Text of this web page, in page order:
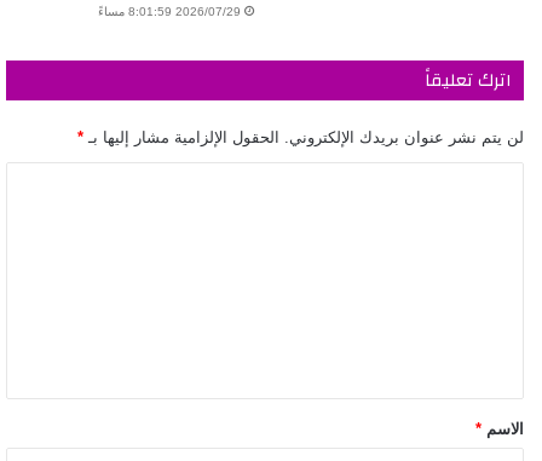
2026/07/29 8:01:59 مساءً
اترك تعليقاً
لن يتم نشر عنوان بريدك الإلكتروني. الحقول الإلزامية مشار إليها بـ *
الاسم *